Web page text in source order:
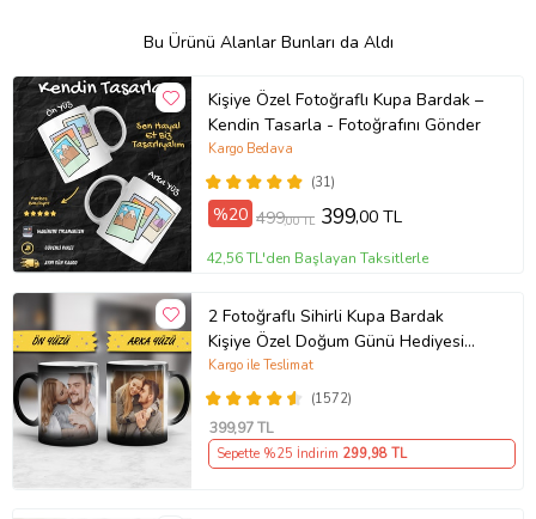
Bu Ürünü Alanlar Bunları da Aldı
Kişiye Özel Fotoğraflı Kupa Bardak –
Kendin Tasarla - Fotoğrafını Gönder
(31)
Kargo Bedava
%20 499,00 TL 399,00 TL
42,56 TL'den Başlayan Taksitlerle
2 Fotoğraflı Sihirli Kupa Bardak
Kişiye Özel Doğum Günü Hediyesi
Sevgiliye Hediye Anneye Babaya
Ablaya Abiye Kız Erkek Kardeşe
Arkadaşa Resimli Günü Yıl Dönümü
Hediyesi
(1572)
Kargo ile Teslimat
399,97 TL
Sepette %25 İndirim 299,98 TL